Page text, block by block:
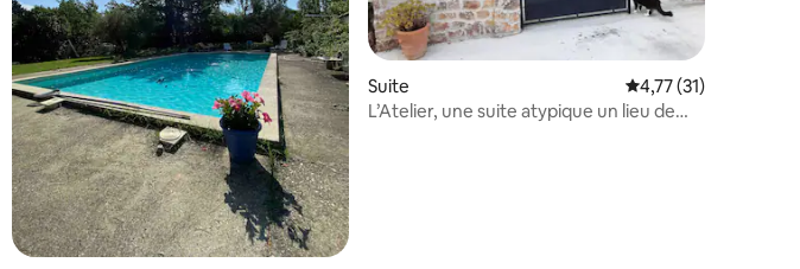
sur la base de 14 commentaires : 4,93 sur 5
Suite Évaluation moyenne
4,77 (31)
L’Atelier, une suite atypique un lieu de